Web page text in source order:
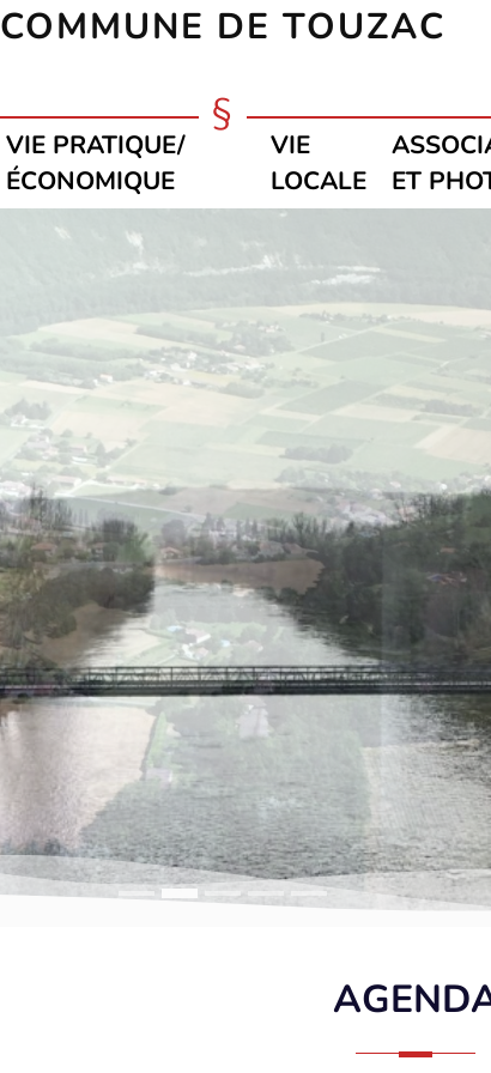
COMMUNE DE TOUZAC
VIE PRATIQUE/
ÉCONOMIQUE
VIE
LOCALE
ET